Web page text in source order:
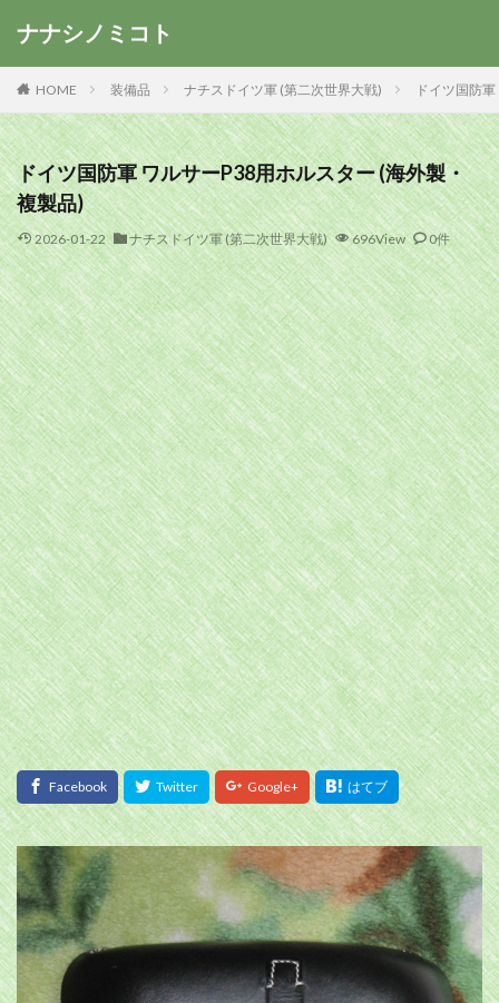
ナナシノミコト
HOME 装備品 ナチスドイツ軍 (第二次世界大戦) ドイツ国防
ドイツ国防軍 ワルサーP38用ホルスター (海外製・
複製品)
2026-01-22 ナチスドイツ軍 (第二次世界大戦) 696View 0件